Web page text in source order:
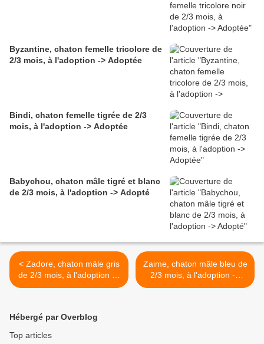
Byzantine, chaton femelle tricolore de
2/3 mois, à l'adoption -> Adoptée
Bindi, chaton femelle tigrée de 2/3
mois, à l'adoption -> Adoptée
Babychou, chaton mâle tigré et blanc
de 2/3 mois, à l'adoption -> Adopté
< Zadore, chaton mâle gris
de 2/3 mois, à l'adoption ->
adopté
Zaime, chaton mâle bleu de
2/3 mois, à l'adoption ->
adopté >
Hébergé par Overblog
Top articles